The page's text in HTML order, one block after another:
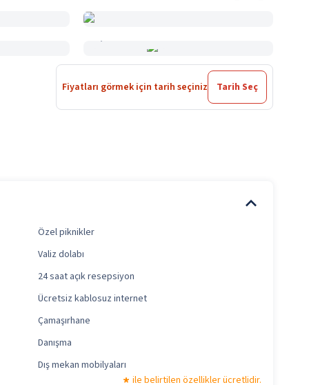
Fiyatları görmek için tarih seçiniz Tarih Seç
Özel piknikler
Valiz dolabı
24 saat açık resepsiyon
Ücretsiz kablosuz internet
Çamaşırhane
Danışma
Dış mekan mobilyaları
ile belirtilen özellikler ücretlidir.